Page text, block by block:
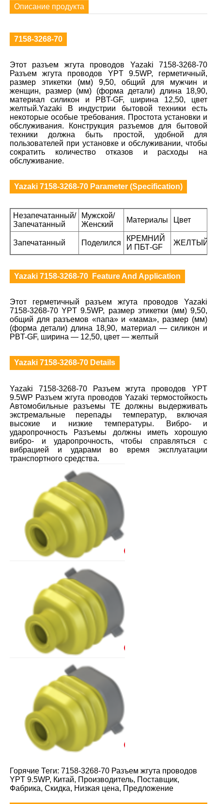
Описание продукта
7158-3268-70
Этот разъем жгута проводов Yazaki 7158-3268-70
Разъем жгута проводов YPT 9.5WP, герметичный,
размер этикетки (мм) 9,50, общий для мужчин и
женщин, размер (мм) (форма детали) длина 18,90,
материал силикон и PBT-GF, ширина 12,50, цвет
желтый.Yazaki В индустрии бытовой техники есть
некоторые особые требования. Простота установки и
обслуживания. Конструкция разъемов для бытовой
техники должна быть простой, удобной для
пользователей при установке и обслуживании, чтобы
сократить количество отказов и расходы на
обслуживание.
Yazaki 7158-3268-70 Parameter (Specification)
Незапечатанный/
Запечатанный
Мужской/
Женский
Материалы Цвет
Запечатанный Поделился
КРЕМНИЙ
И ПБТ-GF
ЖЕЛТЫЙ
Yazaki 7158-3268-70 Feature And Application
Этот герметичный разъем жгута проводов Yazaki
7158-3268-70 YPT 9.5WP, размер этикетки (мм) 9,50,
общий для разъемов «папа» и «мама», размер (мм)
(форма детали) длина 18,90, материал — силикон и
PBT-GF, ширина — 12,50, цвет — желтый
Yazaki 7158-3268-70 Details
Yazaki 7158-3268-70 Разъем жгута проводов YPT
9.5WP Разъем жгута проводов Yazaki термостойкость
Автомобильные разъемы TE должны выдерживать
экстремальные перепады температур, включая
высокие и низкие температуры. Вибро- и
ударопрочность Разъемы должны иметь хорошую
вибро- и ударопрочность, чтобы справляться с
вибрацией и ударами во время эксплуатации
транспортного средства.
Горячие Теги: 7158-3268-70 Разъем жгута проводов
YPT 9.5WP, Китай, Производитель, Поставщик,
Фабрика, Скидка, Низкая цена, Предложение